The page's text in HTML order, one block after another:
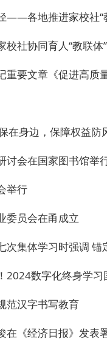
——各地推进家校社“
社协同育人“教联体
重要文章《促进高质
在身边，保障权益防
讨会在国家图书馆举
举行
委员会在甬成立
次集体学习时强调
2024数字化终身学
范汉字书写教育
在《经济日报》发